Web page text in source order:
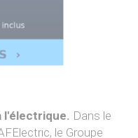
l'électrique. Dans le
le Groupe